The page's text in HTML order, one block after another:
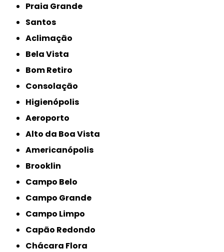
Praia Grande
Santos
Aclimação
Bela Vista
Bom Retiro
Consolação
Higienópolis
Aeroporto
Alto da Boa Vista
Americanópolis
Brooklin
Campo Belo
Campo Grande
Campo Limpo
Capão Redondo
Chácara Flora